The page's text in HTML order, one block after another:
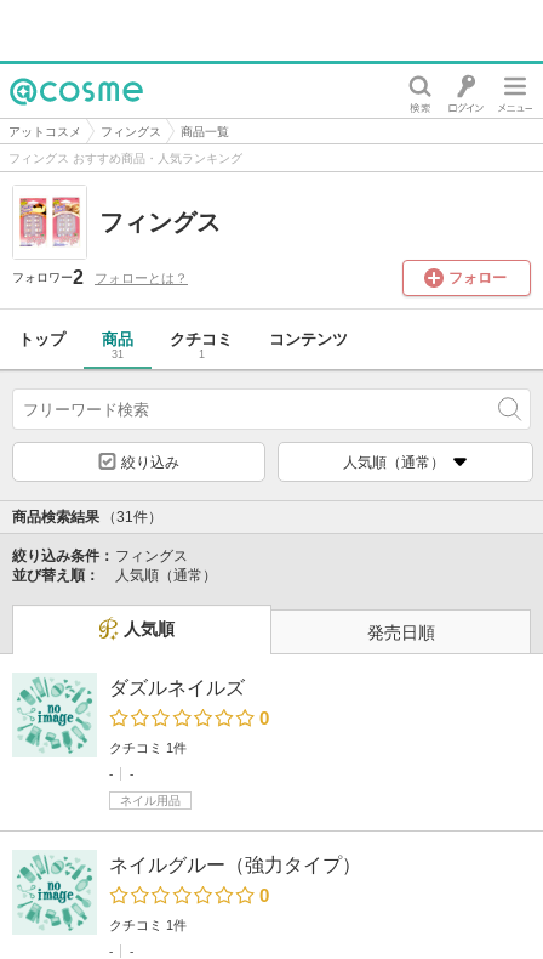
@cosme
アットコスメ フィングス
商品一覧
フィングス おすすめ商品・人気ランキング
フィングス
フォロワー2 フォローとは？ フォロー
トップ 商品
31
クチコミ
1
コンテンツ
絞り込み 人気順（通常）
商品検索結果 （31件）
絞り込み条件： フィングス
並び替え順：
人気順（通常）
人気順 発売日順
ダズルネイルズ
0
クチコミ 1件
-
-
ネイル用品
ネイルグルー（強力タイプ）
0
クチコミ 1件
-
-